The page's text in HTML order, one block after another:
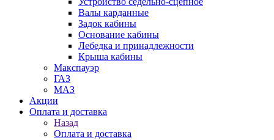
Валы карданные
Задок кабины
Основание кабины
Лебедка и принадлежности
Крыша кабины
Макспауэр
ГАЗ
МАЗ
Акции
Оплата и доставка
Назад
Оплата и доставка